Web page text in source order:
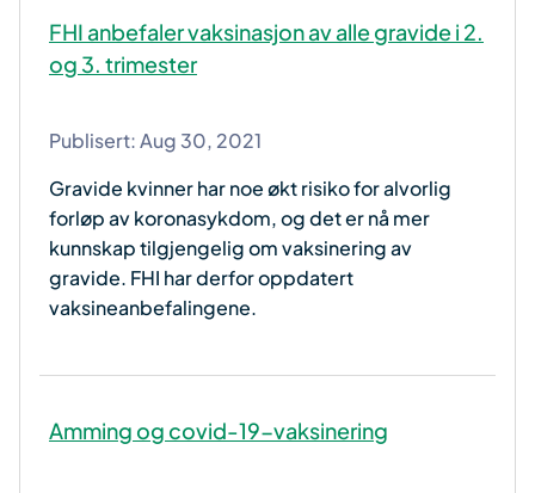
FHI anbefaler vaksinasjon av alle gravide i 2.
og 3. trimester
Publisert:Aug 30, 2021
Gravide kvinner har noe økt risiko for alvorlig
forløp av koronasykdom, og det er nå mer
kunnskap tilgjengelig om vaksinering av
gravide. FHI har derfor oppdatert
vaksineanbefalingene.
Amming og covid-19-vaksinering